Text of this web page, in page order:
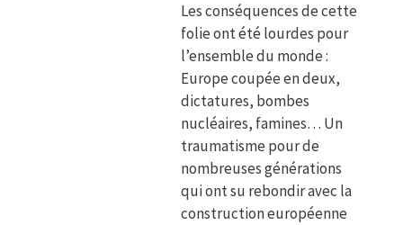
Les conséquences de cette
folie ont été lourdes pour
l’ensemble du monde :
Europe coupée en deux,
dictatures, bombes
nucléaires, famines… Un
traumatisme pour de
nombreuses générations
qui ont su rebondir avec la
construction européenne